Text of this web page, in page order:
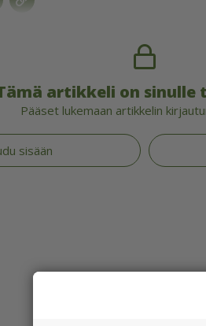
artikkeli on sinulle
Pääset lukemaan artikkelin
sisään